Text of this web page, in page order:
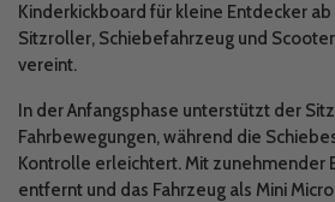
Kinderkickboard für kleine Entdecker ab
Sitzroller, Schiebefahrzeug und
vereint.
In der Anfangsphase unterstützt der
Fahrbewegungen, während die
Kontrolle erleichtert. Mit zunehmender
entfernt und das Fahrzeug als Mini